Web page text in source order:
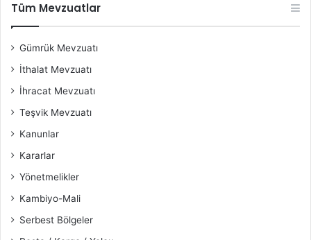
Tüm Mevzuatlar
Gümrük Mevzuatı
İthalat Mevzuatı
İhracat Mevzuatı
Teşvik Mevzuatı
Kanunlar
Kararlar
Yönetmelikler
Kambiyo-Mali
Serbest Bölgeler